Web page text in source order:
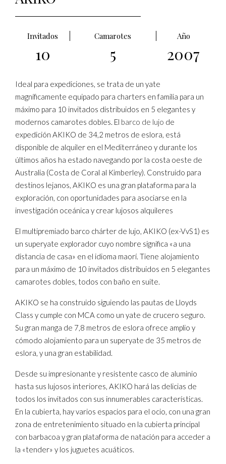
Invitados Camarotes Año
10 5 2007
Ideal para expediciones, se trata de un yate
magníficamente equipado para charters en familia para un
máximo para 10 invitados distribuidos en 5 elegantes y
modernos camarotes dobles. El barco de lujo de
expedición AKIKO de 34,2 metros de eslora, está
disponible de alquiler en el Mediterráneo y durante los
últimos años ha estado navegando por la costa oeste de
Australia (Costa de Coral al Kimberley). Construido para
destinos lejanos, AKIKO es una gran plataforma para la
exploración, con oportunidades para asociarse en la
investigación oceánica y crear lujosos alquileres
El multipremiado barco chárter de lujo, AKIKO (ex-VvS1) es
un superyate explorador cuyo nombre significa «a una
distancia de casa» en el idioma maorí. Tiene alojamiento
para un máximo de 10 invitados distribuidos en 5 elegantes
camarotes dobles, todos con baño en suite.
AKIKO se ha construido siguiendo las pautas de Lloyds
Class y cumple con MCA como un yate de crucero seguro.
Su gran manga de 7,8 metros de eslora ofrece amplio y
cómodo alojamiento para un superyate de 35 metros de
eslora, y una gran estabilidad.
Desde su impresionante y resistente casco de aluminio
hasta sus lujosos interiores, AKIKO hará las delicias de
todos los invitados con sus innumerables características.
En la cubierta, hay varios espacios para el ocio, con una gran
zona de entretenimiento situado en la cubierta principal
con barbacoa y gran plataforma de natación para acceder a
la «tender» y los juguetes acuáticos.